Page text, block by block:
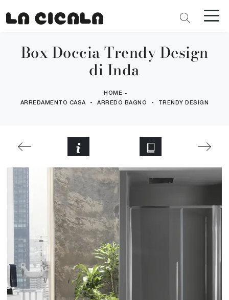
Box Doccia Trendy Design
di Inda
HOME -
ARREDAMENTO CASA - ARREDO BAGNO - TRENDY DESIGN